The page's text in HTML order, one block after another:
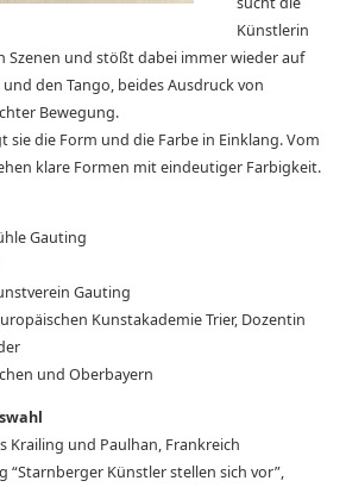
Künstlerin
Szenen und stößt dabei immer wieder auf
den Tango, beides Ausdruck von
Bewegung.
die Form und die Farbe in Einklang. Vom
klare Formen mit eindeutiger Farbigkeit.
Gauting
Gauting
Kunstakademie Trier, Dozentin
und Oberbayern
Krailing und Paulhan, Frankreich
“Starnberger Künstler stellen sich vor”,